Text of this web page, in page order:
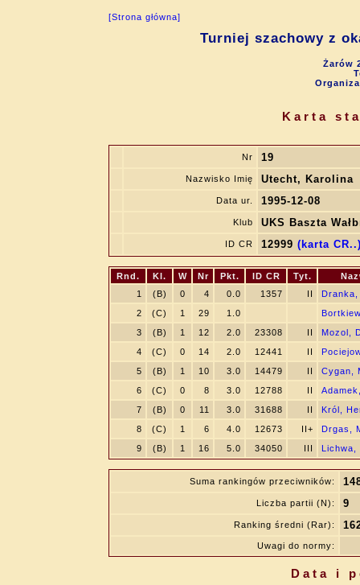
[Strona główna]
Turniej szachowy z
Żarów
Karta
Nr 19
Nazwisko Imię Utecht, Karolina
Data ur. 1995-12-08
Klub UKS Baszta
ID CR 12999 (karta
Rnd. Kl. W Nr Pkt. ID CR Tyt.
1
(B) 0 4 0.0 1357 II
2
(C) 1 29 1.0
3
(B) 1 12 2.0 23308 II
Mozol,
4
(C) 0 14 2.0 12441 II
5
(B) 1 10 3.0 14479 II
Cygan,
6
(C) 0 8 3.0 12788 II
7
(B) 0 11 3.0 31688 II
Król,
8
(C) 1 6 4.0 12673 II+
Drgas,
9
(B) 1 16 5.0 34050 III Lichwa,
Suma rankingów przeciwników:
Liczba partii (N): 9
Ranking średni (Rar):
Uwagi do normy:
Data i